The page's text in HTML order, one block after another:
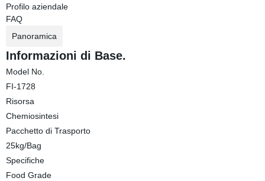
Profilo aziendale
FAQ
Panoramica
Informazioni di Base.
Model No.
FI-1728
Risorsa
Chemiosintesi
Pacchetto di Trasporto
25kg/Bag
Specifiche
Food Grade